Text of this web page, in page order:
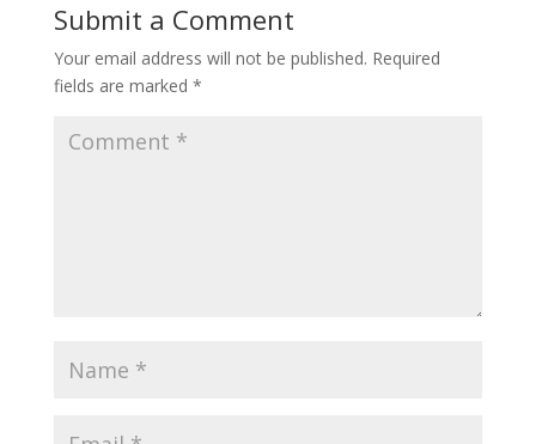
Submit a Comment
Your email address will not be published. Required
fields are marked *